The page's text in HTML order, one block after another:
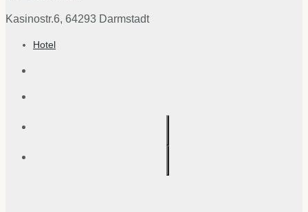
Kasinostr.6, 64293 Darmstadt
Hotel